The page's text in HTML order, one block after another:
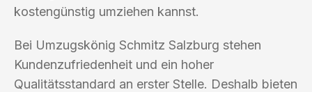
kostengünstig umziehen kannst.
Bei Umzugskönig Schmitz Salzburg stehen
Kundenzufriedenheit und ein hoher
Qualitätsstandard an erster Stelle. Deshalb bieten